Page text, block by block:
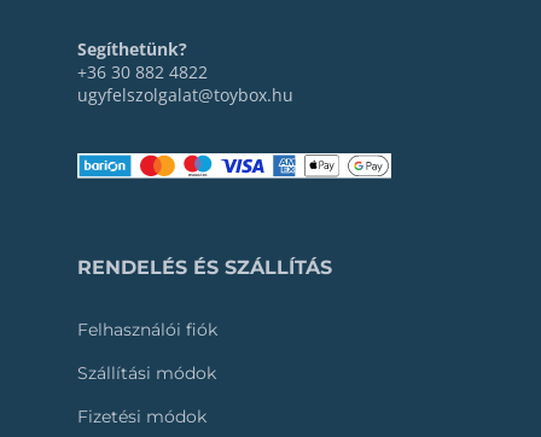
Segíthetünk?
+36 30 882 4822
ugyfelszolgalat@toybox.hu
RENDELÉS ÉS SZÁLLÍTÁS
Felhasználói fiók
Szállítási módok
Fizetési módok